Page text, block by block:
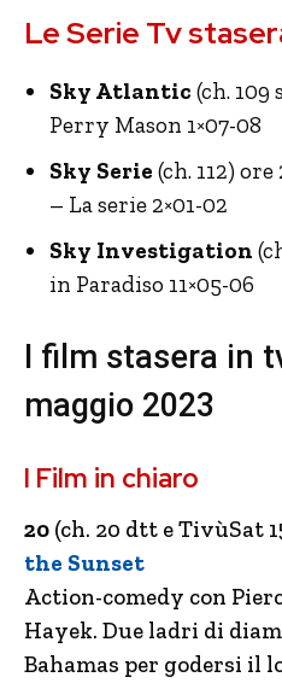
Le Serie Tv
Sky Atlantic (ch. 109
Perry Mason 1×07-08
Sky Serie (ch. 112)
– La serie 2×01-02
Sky Investigation
in Paradiso 11×05-06
I film stasera in
maggio 2023
I Film in chiaro
20 (ch. 20 dtt e TivùSat
the Sunset
Action-comedy con
Hayek. Due ladri di
Bahamas per godersi il